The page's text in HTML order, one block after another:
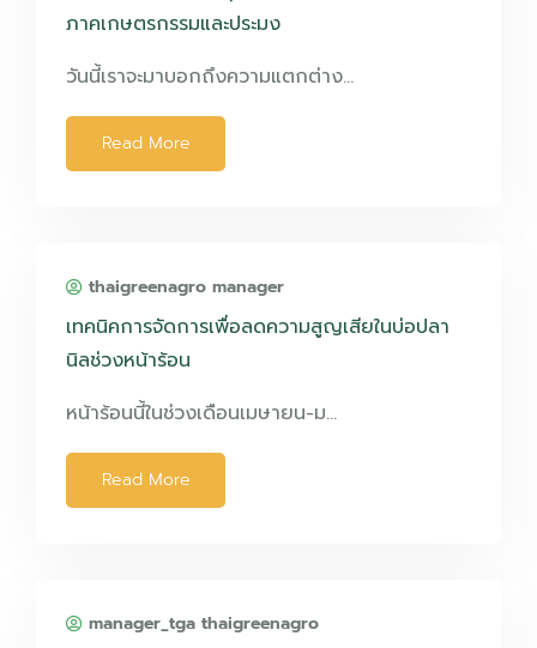
ภาคเกษตรกรรมและประมง
วันนี้เราจะมาบอกถึงความแตกต่าง…
Read More
thaigreenagro manager
เทคนิคการจัดการเพื่อลดความสูญเสียในบ่อปลา
นิลช่วงหน้าร้อน
หน้าร้อนนี้ในช่วงเดือนเมษายน-ม…
Read More
manager_tga thaigreenagro